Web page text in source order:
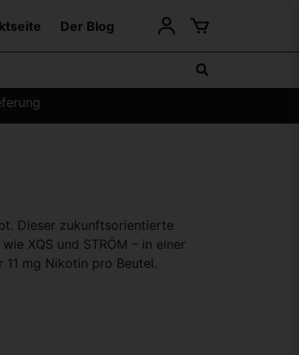
Der Blog
Dieser zukunftsorientierte
XQS und STRÖM – in einer
mg Nikotin pro Beutel.